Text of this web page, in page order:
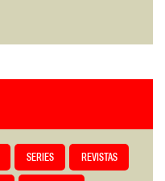
SERIES REVISTAS